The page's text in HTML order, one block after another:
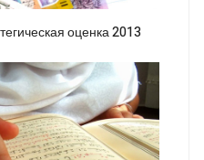
оценка 2013